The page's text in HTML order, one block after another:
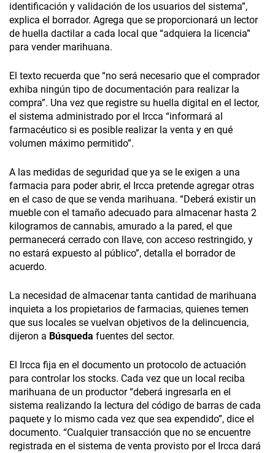
identificación y validación de los usuarios del sistema”,
explica el borrador. Agrega que se proporcionará un lector
de huella dactilar a cada local que “adquiera la licencia”
para vender marihuana.
El texto recuerda que “no será necesario que el comprador
exhiba ningún tipo de documentación para realizar la
compra”. Una vez que registre su huella digital en el lector,
el sistema administrado por el Ircca “informará al
farmacéutico si es posible realizar la venta y en qué
volumen máximo permitido”.
A las medidas de seguridad que ya se le exigen a una
farmacia para poder abrir, el Ircca pretende agregar otras
en el caso de que se venda marihuana. “Deberá existir un
mueble con el tamaño adecuado para almacenar hasta 2
kilogramos de cannabis, amurado a la pared, el que
permanecerá cerrado con llave, con acceso restringido, y
no estará expuesto al público”, detalla el borrador de
acuerdo.
La necesidad de almacenar tanta cantidad de marihuana
inquieta a los propietarios de farmacias, quienes temen
que sus locales se vuelvan objetivos de la delincuencia,
dijeron a Búsqueda fuentes del sector.
El Ircca fija en el documento un protocolo de actuación
para controlar los stocks. Cada vez que un local reciba
marihuana de un productor “deberá ingresarla en el
sistema realizando la lectura del código de barras de cada
paquete y lo mismo cada vez que sea expendido”, dice el
documento. “Cualquier transacción que no se encuentre
registrada en el sistema de venta provisto por el Ircca dará